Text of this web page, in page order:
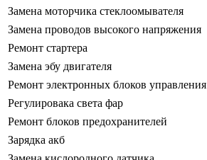
Замена моторчика стеклоомывателя
Замена проводов высокого напряжения
Ремонт стартера
Замена эбу двигателя
Ремонт электронных блоков управления
Регулировака света фар
Ремонт блоков предохранителей
Зарядка акб